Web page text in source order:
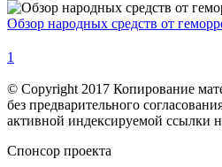
Обзор народных средств от
1
© Copyright 2017 Копирование
без предварительного
активной индексируемой ссылки
Спонсор проекта